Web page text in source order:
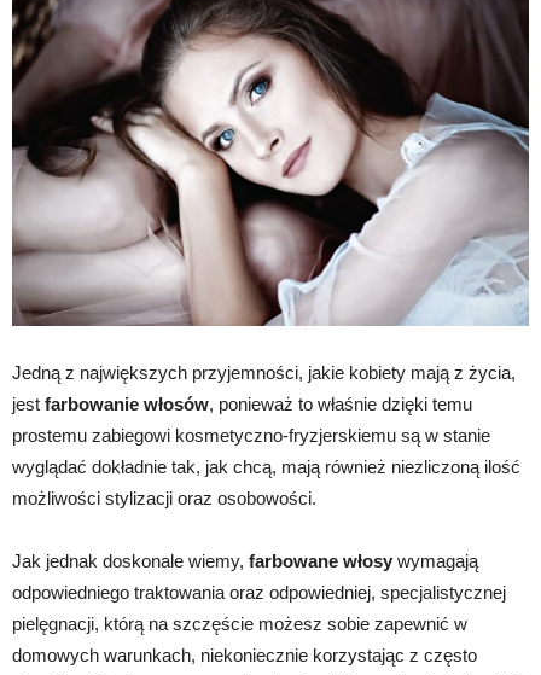
Jedną z największych przyjemności, jakie kobiety mają z życia,
jest farbowanie włosów, ponieważ to właśnie dzięki temu
prostemu zabiegowi kosmetyczno-fryzjerskiemu są w stanie
wyglądać dokładnie tak, jak chcą, mają również niezliczoną ilość
możliwości stylizacji oraz osobowości.
Jak jednak doskonale wiemy, farbowane włosy wymagają
odpowiedniego traktowania oraz odpowiedniej, specjalistycznej
pielęgnacji, którą na szczęście możesz sobie zapewnić w
domowych warunkach, niekoniecznie korzystając z często